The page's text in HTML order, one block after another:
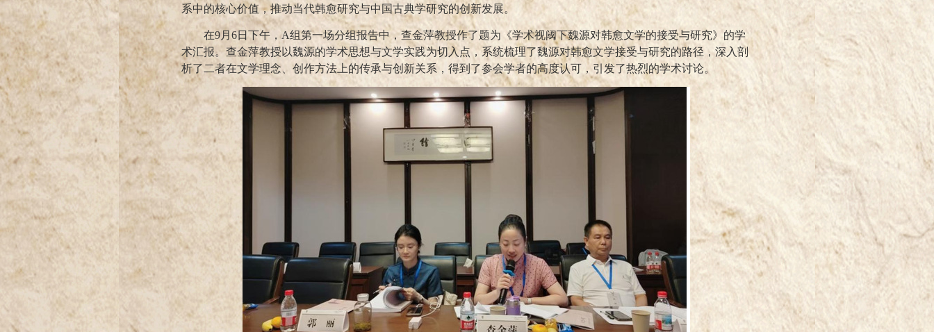
系中的核心价值，推动当代韩愈研究与中国古典学研究的创新发展。
在9月 6日下午，A组第一场分组报告中，查金萍教授作了题为《学术视阈下魏源对韩愈文学的接受与研究》的学
术汇报。查金萍教授以魏源的学术思想与文学实践为切入点，系统梳理了魏源对韩愈文学接受与研究的路径，深入剖
析了二者在文学理念、创作方法上的传承与创新关系，得到了参会学者的高度认可，引发了热烈的学术讨论。